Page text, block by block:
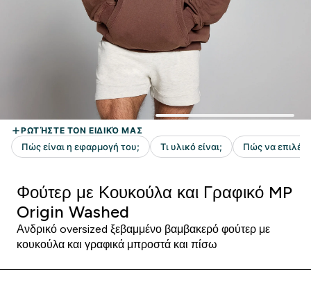
Φούτερ με Κουκούλα και Γραφικό MP
Origin Washed
Ανδρικό oversized ξεβαμμένο βαμβακερό φούτερ με
κουκούλα και γραφικά μπροστά και πίσω